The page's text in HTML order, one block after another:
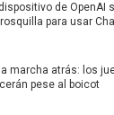
de OpenAI
para usar
marcha atrás: los
pese al boicot